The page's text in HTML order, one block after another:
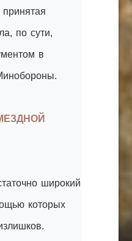
принятая
по сути,
в
широкий
которых